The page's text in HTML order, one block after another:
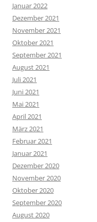
Januar 2022
Dezember 2021
November 2021
Oktober 2021
September 2021
August 2021
Juli 2021
Juni 2021
Mai 2021
April 2021
März 2021
Februar 2021
Januar 2021
Dezember 2020
November 2020
Oktober 2020
September 2020
August 2020